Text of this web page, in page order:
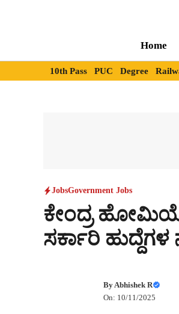
Home
10th Pass PUC Degree
JobsGovernment Jobs
ಕೇಂದ್ರ
ಸರ್ಕಾರಿ
ByAbhishek R
On: 10/11/2025